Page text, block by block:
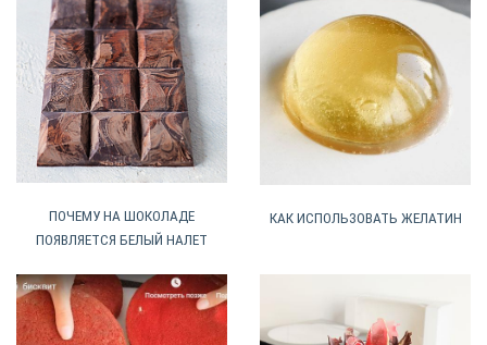
ПОЧЕМУ НА ШОКОЛАДЕ
ПОЯВЛЯЕТСЯ БЕЛЫЙ НАЛЕТ
КАК ИСПОЛЬЗОВАТЬ ЖЕЛАТИН